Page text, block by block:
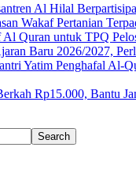
Al Hilal
Wakaf Pertanian
Al Quran untuk TPQ
Baru 2026/2027,
Yatim Penghafal Al-
Rp15.000, Bantu